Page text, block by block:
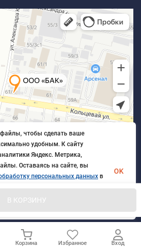
В КОРЗИНУВсе права защищены
Корзина Избранное Вход
файлы, чтобы сделать ваше
удобным. К cайту
Яндекс. Метрика,
Оставаясь на сайте, вы
персональных данных в
обработки персональных
OK